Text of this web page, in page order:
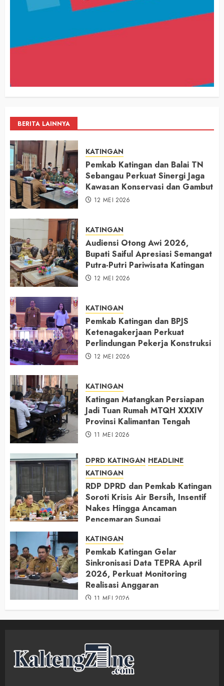
BERITA LAINNYA
KATINGAN
Pemkab Katingan dan Balai TN
Sebangau Perkuat Sinergi Jaga
Kawasan Konservasi dan Gambut
12 MEI 2026
KATINGAN
Audiensi Otong Awi 2026,
Bupati Saiful Apresiasi Semangat
Putra-Putri Pariwisata Katingan
12 MEI 2026
KATINGAN
Pemkab Katingan dan BPJS
Ketenagakerjaan Perkuat
Perlindungan Pekerja Konstruksi
12 MEI 2026
KATINGAN
Katingan Matangkan Persiapan
Jadi Tuan Rumah MTQH XXXIV
Provinsi Kalimantan Tengah
11 MEI 2026
DPRD KATINGAN HEADLINE
KATINGAN
RDP DPRD dan Pemkab Katingan
Soroti Krisis Air Bersih, Insentif
Nakes Hingga Ancaman
Pencemaran Sungai
KATINGAN
Pemkab Katingan Gelar
Sinkronisasi Data TEPRA April
2026, Perkuat Monitoring
Realisasi Anggaran
11 MEI 2026